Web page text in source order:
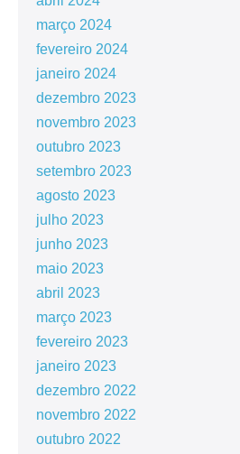
março 2024
fevereiro 2024
janeiro 2024
dezembro 2023
novembro 2023
outubro 2023
setembro 2023
agosto 2023
julho 2023
junho 2023
maio 2023
abril 2023
março 2023
fevereiro 2023
janeiro 2023
dezembro 2022
novembro 2022
outubro 2022